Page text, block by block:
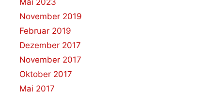
November 2019
Februar 2019
Dezember 2017
November 2017
Oktober 2017
Mai 2017